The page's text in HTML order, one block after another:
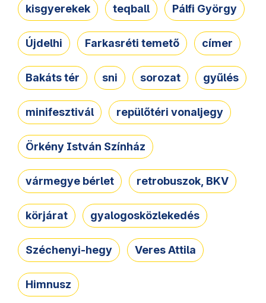
kisgyerekek teqball Pálfi György
Újdelhi Farkasréti temető címer
Bakáts tér sni sorozat gyűlés
minifesztivál repülőtéri vonaljegy
Örkény István Színház
vármegye bérlet retrobuszok, BKV
körjárat gyalogosközlekedés
Széchenyi-hegy Veres Attila
Himnusz